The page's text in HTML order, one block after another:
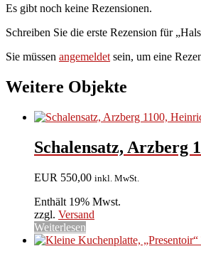
Es gibt noch keine Rezensionen.
Schreiben Sie die erste Rezension für
Sie müssen angemeldet sein, um eine
Weitere Objekte
Schalensatz, Arzberg
EUR 550,00 inkl. MwSt.
Enthält 19% Mwst.
zzgl. Versand
Weiterlesen